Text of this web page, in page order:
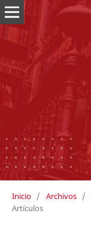
Inicio / Archivos /
Artículos